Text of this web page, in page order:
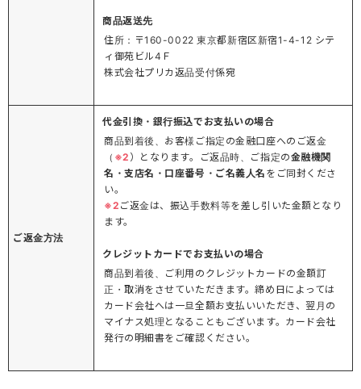
商品返送先
住所：〒160-0022 東京都新宿区新宿1-4-12 シテ
ィ御苑ビル4Ｆ
株式会社プリカ返品受付係宛
ご返金方法
代金引換・銀行振込でお支払いの場合
商品到着後、お客様ご指定の金融口座へのご返金
（ ※2 ）となります。ご返品時、ご指定の金融機関
名・支店名・口座番号・ご名義人名 をご同封くださ
い。
※2 ご返金は、振込手数料等を差し引いた金額となり
ます。
クレジットカードでお支払いの場合
商品到着後、ご利用のクレジットカードの金額訂
正・取消をさせていただきます。締め日によっては
カード会社へは一旦全額お支払いいただき、翌月の
マイナス処理となることもございます。カード会社
発行の明細書をご確認ください。